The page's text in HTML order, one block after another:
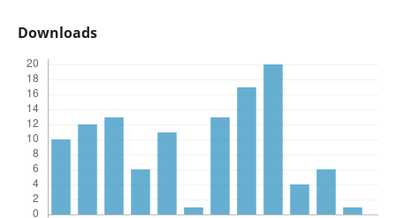
Downloads